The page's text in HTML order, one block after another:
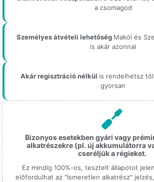
a csomagod
Személyes átvételi lehetőség Makói és
is akár azonnal
Akár regisztráció nélkül is rendelhetsz
gyorsan
Bizonyos esetekben gyári vagy
alkatrészekre (pl. új akkumulátorra
cseréljük a régieket.
Ez mindig 100%-os, tesztelt állapotot
előfordulhat az "Ismeretlen alkatrész"